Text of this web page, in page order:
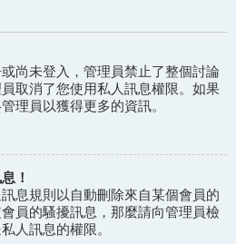
尚未登入，管理員禁止了整個討論
取消了您使用私人訊息權限。如果
理員以獲得更多的資訊。
！
息規則以自動刪除來自某個會員的
員的騷擾訊息，那麼請向管理員檢
人訊息的權限。